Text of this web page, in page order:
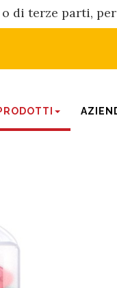
di terze parti,